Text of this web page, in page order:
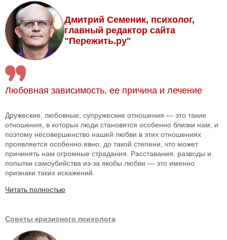
Дмитрий Семеник, психолог,
главный редактор сайта
"Пережить.ру"
Любовная зависимость, ее причина и лечение
Дружеские, любовные, супружеские отношения — это такие
отношения, в которых люди становятся особенно близки нам, и
поэтому несовершенство нашей любви в этих отношениях
проявляется особенно явно, до такой степени, что может
причинять нам огромные страдания. Расставания, разводы и
попытки самоубийства из-за якобы любви — это именно
признаки таких искажений.
Читать полностью
Советы кризисного психолога